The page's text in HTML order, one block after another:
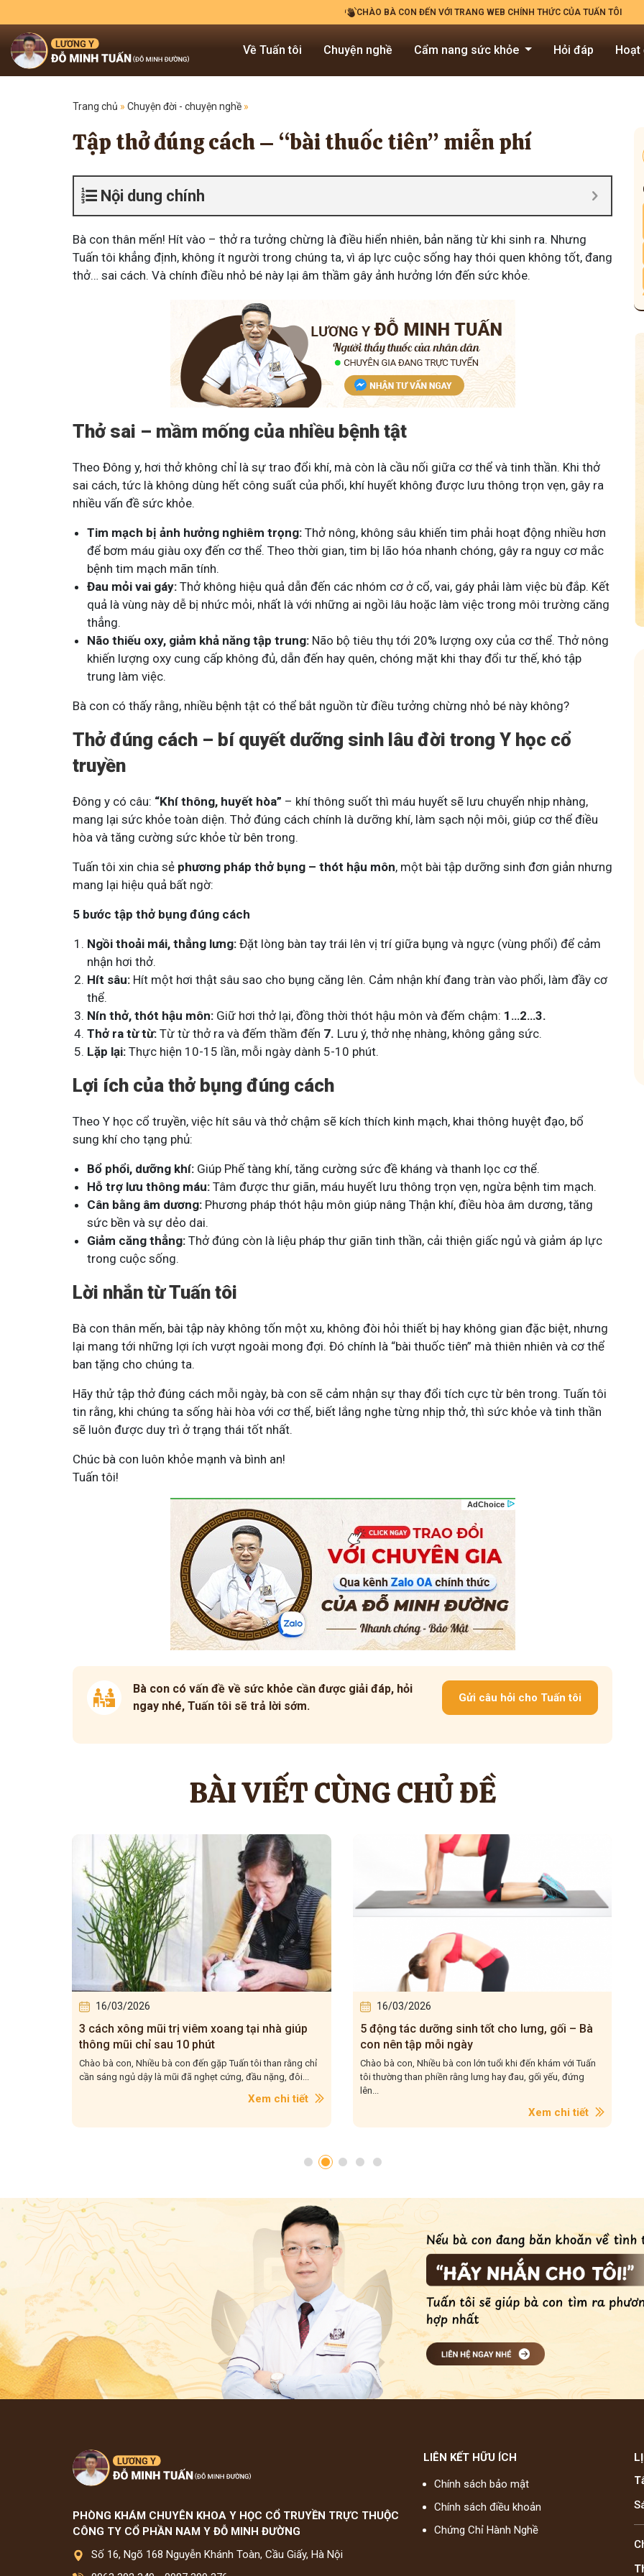
CHÀO BÀ CON ĐẾN VỚI TRANG WEB CHÍNH THỨC CỦA TUẤN TÔI
Về Tuấn tôi Chuyện nghề Cẩm nang sức khỏe Hỏi đáp Hoạt
Trang chủ » Chuyện đời - chuyện nghề »
Tập thở đúng cách – “bài thuốc tiên” miễn phí
Nội dung chính
Bà con thân mến! Hít vào – thở ra tưởng chừng là điều hiển nhiên, bản năng từ khi sinh ra. Nhưng
Tuấn tôi khẳng định, không ít người trong chúng ta, vì áp lực cuộc sống hay thói quen không tốt, đang
thở… sai cách. Và chính điều nhỏ bé này lại âm thầm gây ảnh hưởng lớn đến sức khỏe.
Thở sai – mầm mống của nhiều bệnh tật
Theo Đông y, hơi thở không chỉ là sự trao đổi khí, mà còn là cầu nối giữa cơ thể và tinh thần. Khi thở
sai cách, tức là không dùng hết công suất của phổi, khí huyết không được lưu thông trọn vẹn, gây ra
nhiều vấn đề sức khỏe.
Tim mạch bị ảnh hưởng nghiêm trọng: Thở nông, không sâu khiến tim phải hoạt động nhiều hơn
để bơm máu giàu oxy đến cơ thể. Theo thời gian, tim bị lão hóa nhanh chóng, gây ra nguy cơ mắc
bệnh tim mạch mãn tính.
Đau mỏi vai gáy: Thở không hiệu quả dẫn đến các nhóm cơ ở cổ, vai, gáy phải làm việc bù đắp. Kết
quả là vùng này dễ bị nhức mỏi, nhất là với những ai ngồi lâu hoặc làm việc trong môi trường căng
thẳng.
Não thiếu oxy, giảm khả năng tập trung: Não bộ tiêu thụ tới 20% lượng oxy của cơ thể. Thở nông
khiến lượng oxy cung cấp không đủ, dẫn đến hay quên, chóng mặt khi thay đổi tư thế, khó tập
trung làm việc.
Bà con có thấy rằng, nhiều bệnh tật có thể bắt nguồn từ điều tưởng chừng nhỏ bé này không?
Thở đúng cách – bí quyết dưỡng sinh lâu đời trong Y học cổ
truyền
Đông y có câu: “Khí thông, huyết hòa” – khí thông suốt thì máu huyết sẽ lưu chuyển nhịp nhàng,
mang lại sức khỏe toàn diện. Thở đúng cách chính là dưỡng khí, làm sạch nội môi, giúp cơ thể điều
hòa và tăng cường sức khỏe từ bên trong.
Tuấn tôi xin chia sẻ phương pháp thở bụng – thót hậu môn, một bài tập dưỡng sinh đơn giản nhưng
mang lại hiệu quả bất ngờ:
5 bước tập thở bụng đúng cách
Ngồi thoải mái, thẳng lưng: Đặt lòng bàn tay trái lên vị trí giữa bụng và ngực (vùng phổi) để cảm
nhận hơi thở.
Hít sâu: Hít một hơi thật sâu sao cho bụng căng lên. Cảm nhận khí đang tràn vào phổi, làm đầy cơ
thể.
Nín thở, thót hậu môn: Giữ hơi thở lại, đồng thời thót hậu môn và đếm chậm: 1…2…3.
Thở ra từ từ: Từ từ thở ra và đếm thầm đến 7. Lưu ý, thở nhẹ nhàng, không gắng sức.
Lặp lại: Thực hiện 10-15 lần, mỗi ngày dành 5-10 phút.
Lợi ích của thở bụng đúng cách
Theo Y học cổ truyền, việc hít sâu và thở chậm sẽ kích thích kinh mạch, khai thông huyệt đạo, bổ
sung khí cho tạng phủ:
Bổ phổi, dưỡng khí: Giúp Phế tàng khí, tăng cường sức đề kháng và thanh lọc cơ thể.
Hỗ trợ lưu thông máu: Tâm được thư giãn, máu huyết lưu thông trọn vẹn, ngừa bệnh tim mạch.
Cân bằng âm dương: Phương pháp thót hậu môn giúp nâng Thận khí, điều hòa âm dương, tăng
sức bền và sự dẻo dai.
Giảm căng thẳng: Thở đúng còn là liệu pháp thư giãn tinh thần, cải thiện giấc ngủ và giảm áp lực
trong cuộc sống.
Lời nhắn từ Tuấn tôi
Bà con thân mến, bài tập này không tốn một xu, không đòi hỏi thiết bị hay không gian đặc biệt, nhưng
lại mang tới những lợi ích vượt ngoài mong đợi. Đó chính là “bài thuốc tiên” mà thiên nhiên và cơ thể
ban tặng cho chúng ta.
Hãy thử tập thở đúng cách mỗi ngày, bà con sẽ cảm nhận sự thay đổi tích cực từ bên trong. Tuấn tôi
tin rằng, khi chúng ta sống hài hòa với cơ thể, biết lắng nghe từng nhịp thở, thì sức khỏe và tinh thần
sẽ luôn được duy trì ở trạng thái tốt nhất.
Chúc bà con luôn khỏe mạnh và bình an!
Tuấn tôi!
Bà con có vấn đề về sức khỏe cần được giải đáp, hỏi
ngay nhé, Tuấn tôi sẽ trả lời sớm.
Gửi câu hỏi cho Tuấn tôi
BÀI VIẾT CÙNG CHỦ ĐỀ
16/03/2026
3 cách xông mũi trị viêm xoang tại nhà giúp
thông mũi chỉ sau 10 phút
Chào bà con, Nhiều bà con đến gặp Tuấn tôi than rằng chỉ
cần sáng ngủ dậy là mũi đã nghẹt cứng, đầu nặng, đôi...
Xem chi tiết
16/03/2026
5 động tác dưỡng sinh tốt cho lưng, gối – Bà
con nên tập mỗi ngày
Chào bà con, Nhiều bà con lớn tuổi khi đến khám với Tuấn
tôi thường than phiền rằng lưng hay đau, gối yếu, đứng
lên...
Xem chi tiết
Mề Đay Đỗ Minh - Đánh Bay Mẩn Ngứa
Mề đay, mẩn ngứa gây khó chịu và ảnh hưởng sinh hoạt.
Đây là nơi tôi chia sẻ cách giảm ngứa, làm dịu da và
ngừa tái phát
Tham gia nhóm
Tuấn tôi - Y diệu thuốc nam
Góc nhỏ tôi chia sẻ với bà con về chuyện thuốc Nam, về
tất tần tật kiến thức sức khỏe và cách chăm sóc bản
thân theo YHCT.
Tham gia nhóm
PHÒNG KHÁM CHUYÊN KHOA Y HỌC CỔ TRUYỀN TRỰC THUỘC
CÔNG TY CỔ PHẦN NAM Y ĐỖ MINH ĐƯỜNG
Số 16, Ngõ 168 Nguyễn Khánh Toàn, Cầu Giấy, Hà Nội
LIÊN KẾT HỮU ÍCH
Chính sách bảo mật
Chính sách điều khoản
Chứng Chỉ Hành Nghề